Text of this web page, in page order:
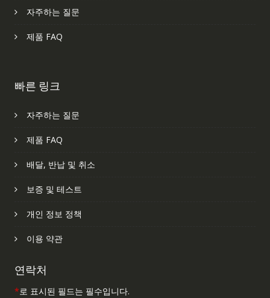
자주하는 질문
제품 FAQ
빠른 링크
자주하는 질문
제품 FAQ
배달, 반납 및 취소
보증 및 테스트
개인 정보 정책
이용 약관
연락처
*로 표시된 필드는 필수입니다.